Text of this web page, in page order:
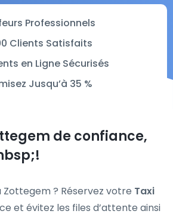
Professionnels
Clients Satisfaits
en Ligne Sécurisés
Jusqu’à 35 %
de confiance,
Zottegem ? Réservez votre Taxi
et évitez les files d’attente ainsi